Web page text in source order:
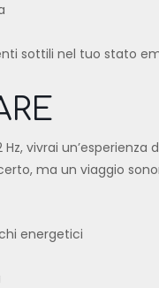
sottili nel tuo stato
vivrai un’esperienza
ma un viaggio
energetici